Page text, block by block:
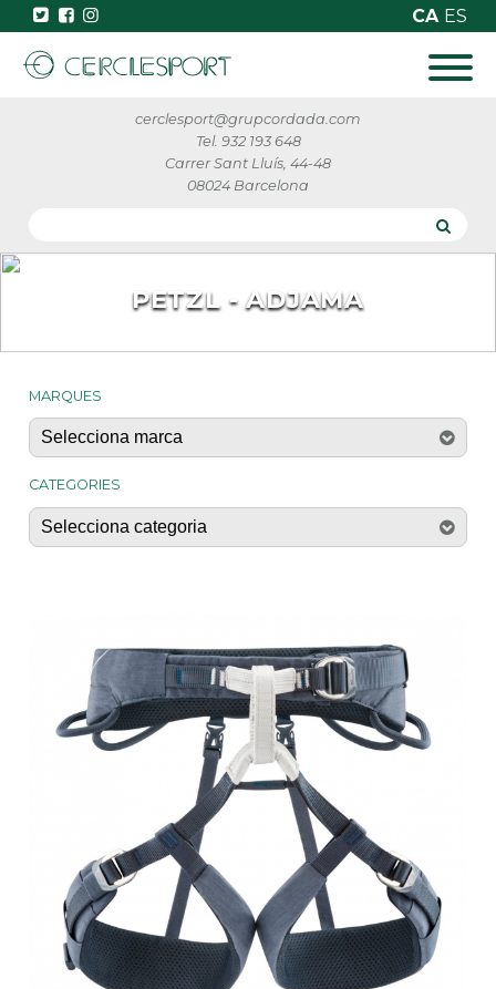
CA ES
cerclesport@grupcordada.com
Tel. 932 193 648
Carrer Sant Lluís, 44-48
08024 Barcelona
PETZL - ADJAMA
MARQUES
CATEGORIES